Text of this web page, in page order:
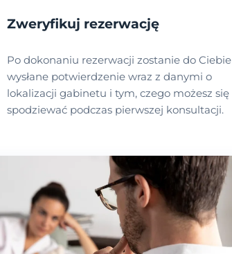
Zweryfikuj rezerwację
Po dokonaniu rezerwacji zostanie do Ciebie
wysłane potwierdzenie wraz z danymi o
lokalizacji gabinetu i tym, czego możesz się
spodziewać podczas pierwszej konsultacji.